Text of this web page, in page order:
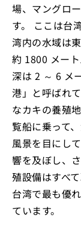
場、マングロ
す。 ここは台
湾内の水域は
約 1800 メー
深は 2 ～ 6 メ
港」と呼ばれ
なカキの養殖
覧船に乗って
風景を目にし
響を及ぼし、
殖設備はすべ
台湾で最も優
ています。